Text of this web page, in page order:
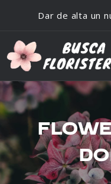
Dar de alta un